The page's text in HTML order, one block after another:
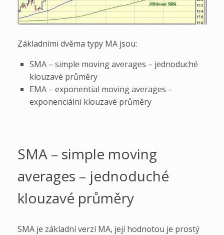
Základními dvěma typy MA jsou:
SMA – simple moving averages – jednoduché
klouzavé průměry
EMA – exponential moving averages –
exponenciální klouzavé průměry
SMA – simple moving
averages – jednoduché
klouzavé průměry
SMA je základní verzí MA, její hodnotou je prostý